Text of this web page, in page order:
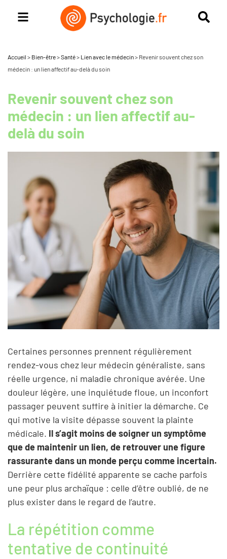
Accueil > Bien-être>Santé> Lien avec le médecin> Revenir souvent chez son
médecin : un lien affectif au-delà du soin
Revenir souvent chez son
médecin : un lien affectif au-
delà du soin
Certaines personnes prennent régulièrement
rendez-vous chez leur médecin généraliste, sans
réelle urgence, ni maladie chronique avérée. Une
douleur légère, une inquiétude floue, un inconfort
passager peuvent suffire à initier la démarche. Ce
qui motive la visite dépasse souvent la plainte
médicale. Il s’agit moins de soigner un symptôme
que de maintenir un lien, de retrouver une figure
rassurante dans un monde perçu comme incertain.
Derrière cette fidélité apparente se cache parfois
une peur plus archaïque : celle d’être oublié, de ne
plus exister dans le regard de l’autre.
La répétition comme
tentative de continuité